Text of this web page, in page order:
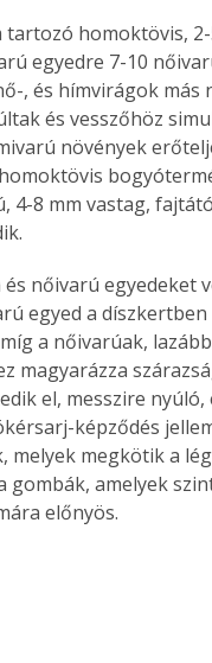
homoktövis,
egyedre 7-10
, és hímvirágok más
és vesszőhöz
növények
4-8 mm vastag,
nőivarú egyedeket
egyed a
a nőivarúak,
magyarázza
el, messzire nyúló,
képződés
melyek megkötik a
amelyek
előnyös.